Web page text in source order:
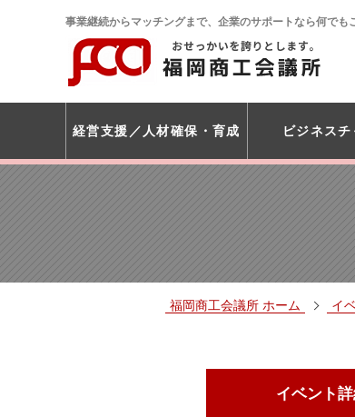
事業継続からマッチングまで、企業のサポートなら何でも
経営支援 人材確保・育成 ビジネスチ
福岡商工会議所 ホーム イ
イベント